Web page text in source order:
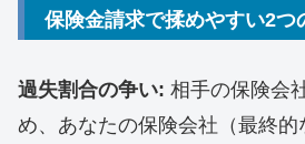
保険金請求で揉めやすい2つ
過失割合の争い: 相手の保険会
め、あなたの保険会社（最終